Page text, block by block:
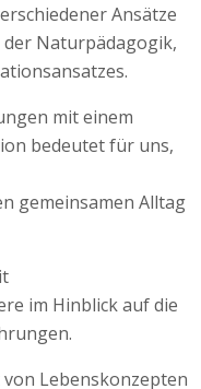
Ansätze
Naturpädagogik,
mit einem
bedeutet für uns,
gemeinsamen Alltag
im Hinblick auf die
Lebenskonzepten